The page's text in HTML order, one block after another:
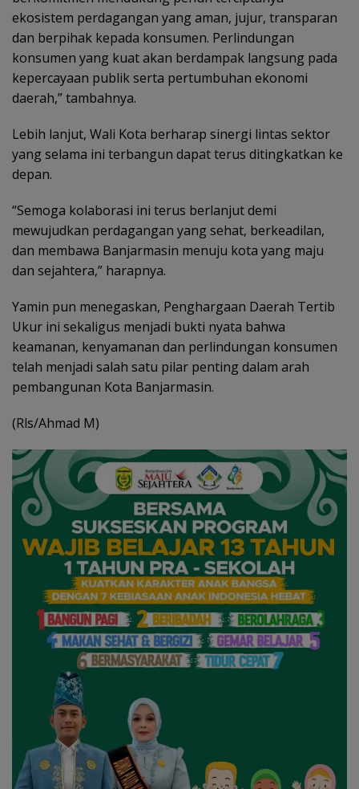
ekosistem perdagangan yang aman, jujur, transparan
dan berpihak kepada konsumen. Perlindungan
konsumen yang kuat akan berdampak langsung pada
kepercayaan publik serta pertumbuhan ekonomi
daerah,” tambahnya.
Lebih lanjut, Wali Kota berharap sinergi lintas sektor
yang selama ini terbangun dapat terus ditingkatkan ke
depan.
“Semoga kolaborasi ini terus berlanjut demi
mewujudkan perdagangan yang sehat, berkeadilan,
dan membawa Banjarmasin menuju kota yang maju
dan sejahtera,” harapnya.
Yamin pun menegaskan, Penghargaan Daerah Tertib
Ukur ini sekaligus menjadi bukti nyata bahwa
keamanan, kenyamanan dan perlindungan konsumen
telah menjadi salah satu pilar penting dalam arah
pembangunan Kota Banjarmasin.
(Rls/Ahmad M)